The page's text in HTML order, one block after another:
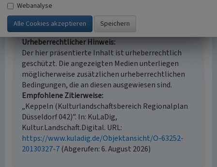
Empfohlene Zitierweise
Urheberrechtlicher Hinweis
Der hier präsentierte Inhalt ist urheberrechtlich
geschützt. Die angezeigten Medien unterliegen
möglicherweise zusätzlichen urheberrechtlichen
Bedingungen, die an diesen ausgewiesen sind.
Empfohlene Zitierweise
„Keppeln (Kulturlandschaftsbereich Regionalplan
Düsseldorf 042)”. In: KuLaDig,
Kultur.Landschaft.Digital. URL:
https://www.kuladig.de/Objektansicht/O-63252-
20130327-7(Abgerufen: 6. August 2026)
Webanalyse